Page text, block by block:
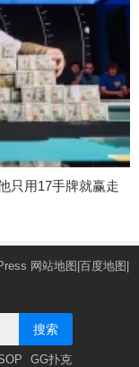
只用17手牌就赢走
网站地图 百度地图
搜索
GG扑克